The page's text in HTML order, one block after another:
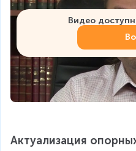
Видео
Актуализация